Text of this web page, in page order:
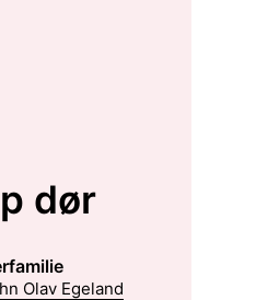
dør
Olav Egeland